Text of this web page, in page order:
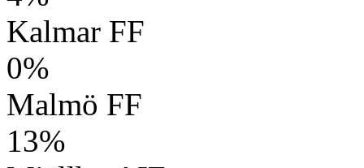
Kalmar FF
0%
Malmö FF
13%